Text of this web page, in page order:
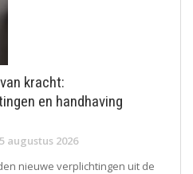
kracht:
en handhaving
5 augustus 2026
nieuwe verplichtingen uit de